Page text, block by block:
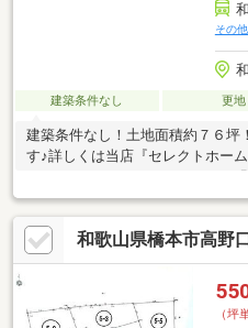
その
建築条件なし 更地
建築条件なし！土地面積約７６坪
す♪詳しくは当店『セレクトホー
Ｄ：＠８１３ｅｇｙｘｒ
和歌山県橋本市高野
（坪